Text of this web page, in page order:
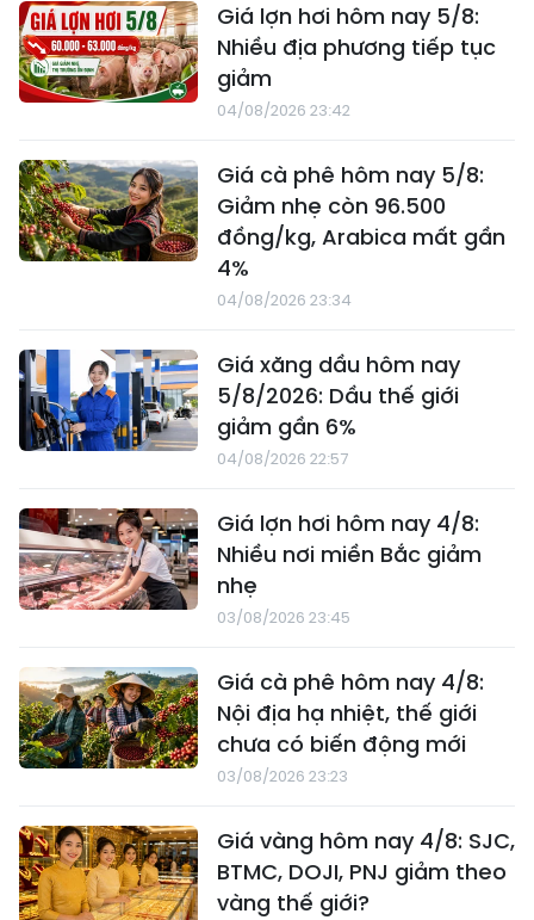
Giá lợn hơi hôm nay 5/8:
Nhiều địa phương tiếp tục
giảm
04/08/2026 23:42
Giá cà phê hôm nay 5/8:
Giảm nhẹ còn 96.500
đồng/kg, Arabica mất gần
4%
04/08/2026 23:34
Giá xăng dầu hôm nay
5/8/2026: Dầu thế giới
giảm gần 6%
04/08/2026 22:57
Giá lợn hơi hôm nay 4/8:
Nhiều nơi miền Bắc giảm
nhẹ
03/08/2026 23:45
Giá cà phê hôm nay 4/8:
Nội địa hạ nhiệt, thế giới
chưa có biến động mới
03/08/2026 23:23
Giá vàng hôm nay 4/8: SJC,
BTMC, DOJI, PNJ giảm theo
vàng thế giới?